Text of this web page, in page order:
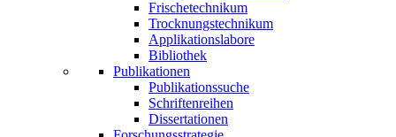
Frischetechnikum
Trocknungstechnikum
Applikationslabore
Bibliothek
Publikationen
Publikationssuche
Schriftenreihen
Dissertationen